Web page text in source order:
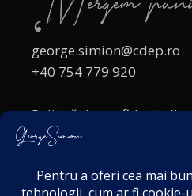
george.simion@cdep.ro
+40 754 779 920
Politică de
Politica cookies
Acordul de markting